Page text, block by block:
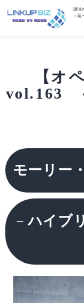
講演
～延
【オ
vol.163
モーリー
－ハイブ